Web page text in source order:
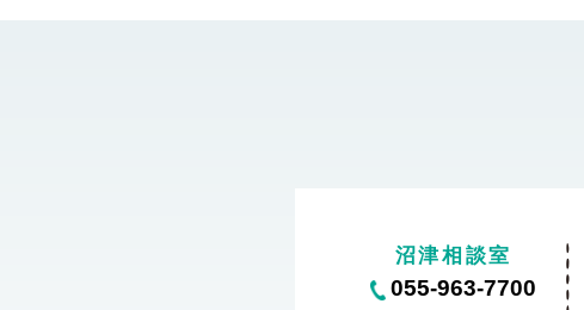
沼津相談室
055-963-7700